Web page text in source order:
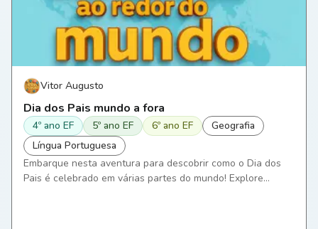
Vitor Augusto
Dia dos Pais mundo a fora
4º ano EF 5º ano EF 6º ano EF
Geografia
Língua Portuguesa
Embarque nesta aventura para descobrir como o Dia dos
Pais é celebrado em várias partes do mundo! Explore